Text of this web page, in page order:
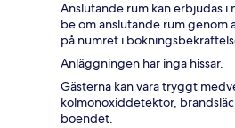
Anslutande rum kan erbjudas i
be om anslutande rum
på numret i
Anläggningen har inga hissar.
Gästerna kan vara tryggt
kolmonoxiddetektor,
boendet.